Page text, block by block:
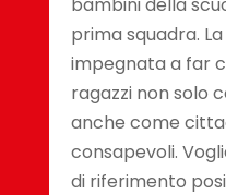
prima squadra.
impegnata a far
ragazzi non solo
anche come
consapevoli.
di riferimento